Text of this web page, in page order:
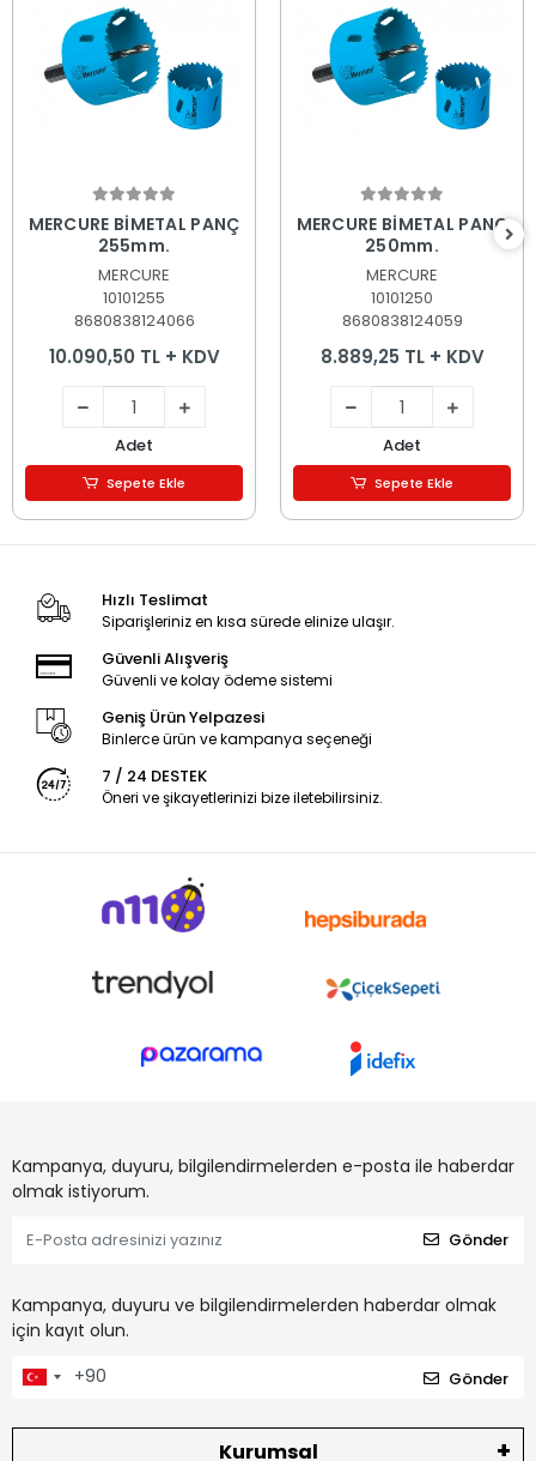
Sepete Ekle
MERCURE BİMETAL PANÇ
255mm.
MERCURE
10101255
8680838124066
10.090,50 TL + KDV
Adet
Sepete Ekle
Sepete Ekle
MERCURE BİMETAL PANÇ
250mm.
MERCURE
10101250
8680838124059
8.889,25 TL + KDV
Adet
Sepete Ekle
Hızlı Teslimat
Siparişleriniz en kısa sürede elinize ulaşır.
Güvenli Alışveriş
Güvenli ve kolay ödeme sistemi
Geniş Ürün Yelpazesi
Binlerce ürün ve kampanya seçeneği
7 / 24 DESTEK
Öneri ve şikayetlerinizi bize iletebilirsiniz.
Kampanya, duyuru, bilgilendirmelerden e-posta ile haberdar
olmak istiyorum.
Gönder
Kampanya, duyuru ve bilgilendirmelerden haberdar olmak
için kayıt olun.
Gönder
Kurumsal